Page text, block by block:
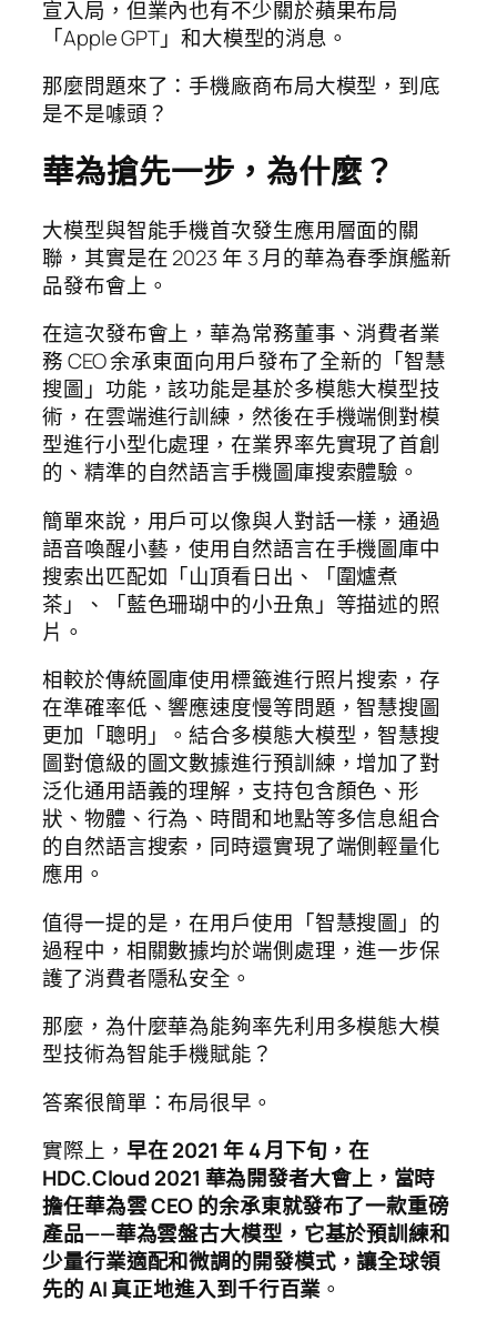
宣入局，但業內也有不少關於蘋果布局
「Apple GPT」和大模型的消息。
那麼問題來了：手機廠商布局大模型，到底
是不是噱頭？
華為搶先一步，為什麼？
大模型與智能手機首次發生應用層面的關
聯，其實是在 2023 年 3 月的華為春季旗艦新
品發布會上。
在這次發布會上，華為常務董事、消費者業
務 CEO 余承東面向用戶發布了全新的「智慧
搜圖」功能，該功能是基於多模態大模型技
術，在雲端進行訓練，然後在手機端側對模
型進行小型化處理，在業界率先實現了首創
的、精準的自然語言手機圖庫搜索體驗。
簡單來說，用戶可以像與人對話一樣，通過
語音喚醒小藝，使用自然語言在手機圖庫中
搜索出匹配如「山頂看日出、「圍爐煮
茶」、「藍色珊瑚中的小丑魚」等描述的照
片。
相較於傳統圖庫使用標籤進行照片搜索，存
在準確率低、響應速度慢等問題，智慧搜圖
更加「聰明」。結合多模態大模型，智慧搜
圖對億級的圖文數據進行預訓練，增加了對
泛化通用語義的理解，支持包含顏色、形
狀、物體、行為、時間和地點等多信息組合
的自然語言搜索，同時還實現了端側輕量化
應用。
值得一提的是，在用戶使用「智慧搜圖」的
過程中，相關數據均於端側處理，進一步保
護了消費者隱私安全。
那麼，為什麼華為能夠率先利用多模態大模
型技術為智能手機賦能？
答案很簡單：布局很早。
實際上， 早在 2021 年 4 月下旬，在
HDC.Cloud 2021 華為開發者大會上，當時
擔任華為雲 CEO 的余承東就發布了一款重磅
產品——華為雲盤古大模型，它基於預訓練和
少量行業適配和微調的開發模式，讓全球領
先的 AI 真正地進入到千行百業 。